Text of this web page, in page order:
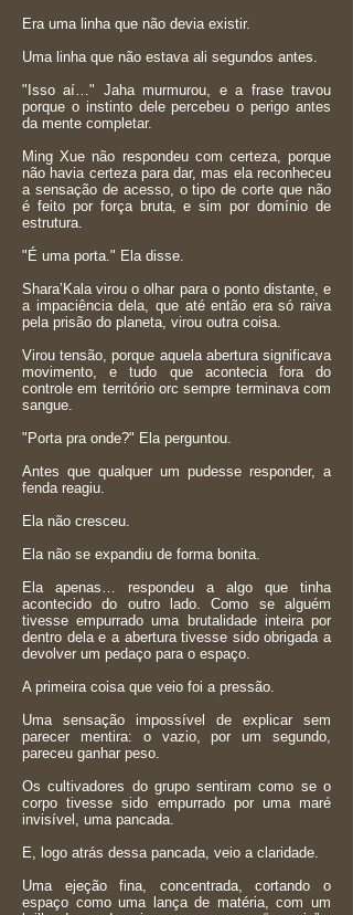
Era uma linha que não devia existir.
Uma linha que não estava ali segundos antes.
"Isso aí…" Jaha murmurou, e a frase travou
porque o instinto dele percebeu o perigo antes
da mente completar.
Ming Xue não respondeu com certeza, porque
não havia certeza para dar, mas ela reconheceu
a sensação de acesso, o tipo de corte que não
é feito por força bruta, e sim por domínio de
estrutura.
"É uma porta." Ela disse.
Shara’Kala virou o olhar para o ponto distante, e
a impaciência dela, que até então era só raiva
pela prisão do planeta, virou outra coisa.
Virou tensão, porque aquela abertura significava
movimento, e tudo que acontecia fora do
controle em território orc sempre terminava com
sangue.
"Porta pra onde?" Ela perguntou.
Antes que qualquer um pudesse responder, a
fenda reagiu.
Ela não cresceu.
Ela não se expandiu de forma bonita.
Ela apenas… respondeu a algo que tinha
acontecido do outro lado. Como se alguém
tivesse empurrado uma brutalidade inteira por
dentro dela e a abertura tivesse sido obrigada a
devolver um pedaço para o espaço.
A primeira coisa que veio foi a pressão.
Uma sensação impossível de explicar sem
parecer mentira: o vazio, por um segundo,
pareceu ganhar peso.
Os cultivadores do grupo sentiram como se o
corpo tivesse sido empurrado por uma maré
invisível, uma pancada.
E, logo atrás dessa pancada, veio a claridade.
Uma ejeção fina, concentrada, cortando o
espaço como uma lança de matéria, com um